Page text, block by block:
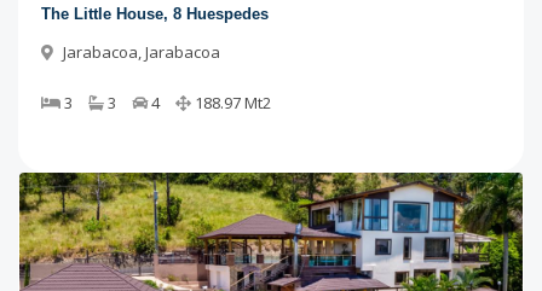
The Little House, 8 Huespedes
Jarabacoa,Jarabacoa
3 3 4 188.97Mt2